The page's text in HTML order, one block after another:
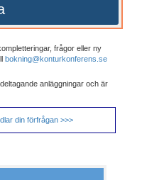
frågor eller ny
bokning@konturkonferens.se
anläggningar och är
din förfrågan >>>